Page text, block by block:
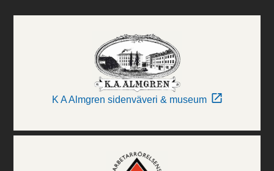
K A Almgren sidenväveri & museum